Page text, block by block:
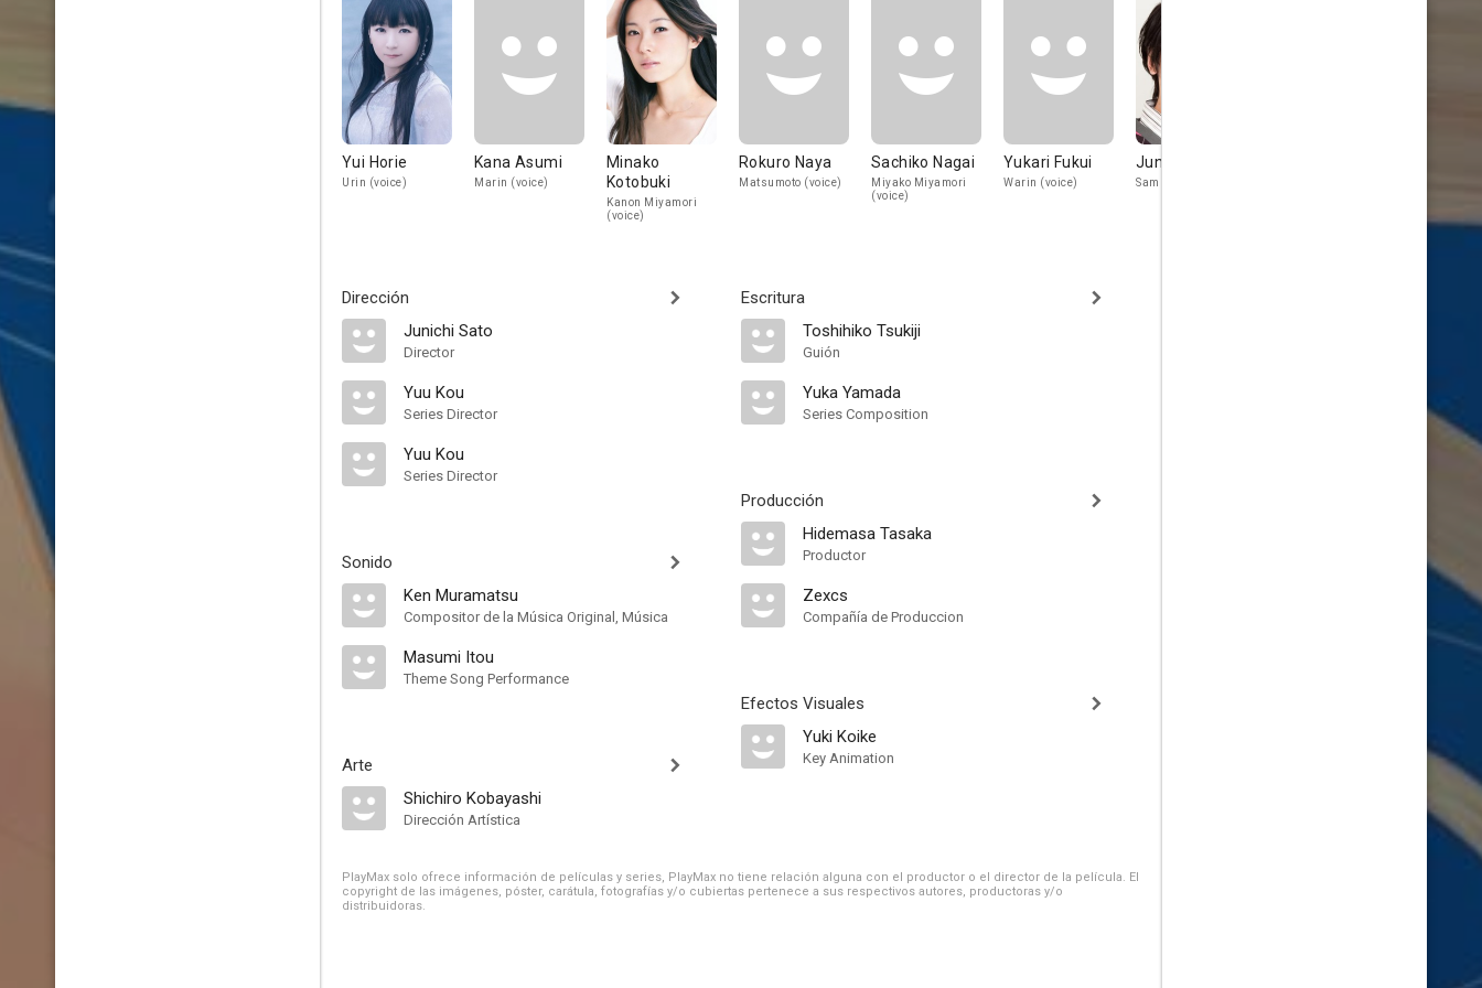
Yui Horie
Urin (voice)
Kana Asumi
Marin (voice)
Minako
Kotobuki
Kanon Miyamori
(voice)
Rokuro Naya
Matsumoto (voice)
Sachiko Nagai
Miyako Miyamori
(voice)
Yukari Fukui
Warin (voice)
Junji Majima
Sam (voice)
Dirección
Junichi Sato
Director
Yuu Kou
Series Director
Yuu Kou
Series Director
Sonido
Ken Muramatsu
Compositor de la Música Original, Música
Masumi Itou
Theme Song Performance
Arte
Shichiro Kobayashi
Dirección Artística
Escritura
Toshihiko Tsukiji
Guión
Yuka Yamada
Series Composition
Producción
Hidemasa Tasaka
Productor
Zexcs
Compañía de Produccion
Efectos Visuales
Yuki Koike
Key Animation
PlayMax solo ofrece información de películas y series, PlayMax no tiene relación alguna con el productor o el director de la película. El
copyright de las imágenes, póster, carátula, fotografías y/o cubiertas pertenece a sus respectivos autores, productoras y/o
distribuidoras.